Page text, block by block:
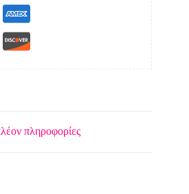
πληροφορίες